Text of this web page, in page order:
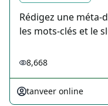
Rédigez une
les mots-clés et le
8,668
tanveer online